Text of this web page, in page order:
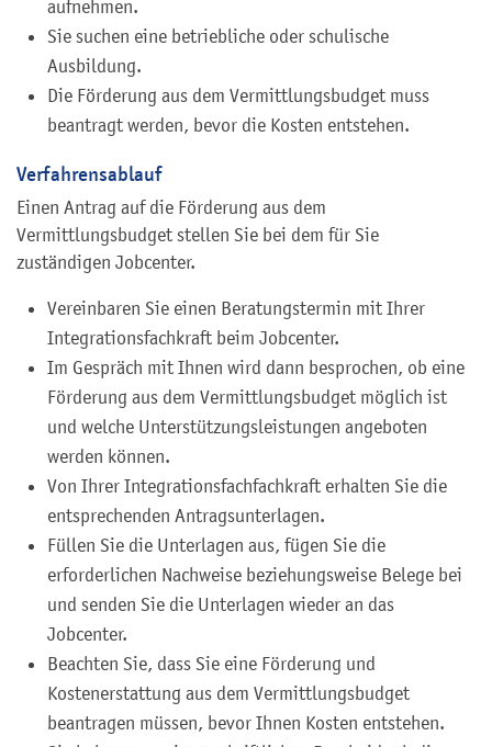
aufnehmen.
Sie suchen eine betriebliche oder schulische
Ausbildung.
Die Förderung aus dem Vermittlungsbudget muss
beantragt werden, bevor die Kosten entstehen.
Verfahrensablauf
Einen Antrag auf die Förderung aus dem
Vermittlungsbudget stellen Sie bei dem für Sie
zuständigen Jobcenter.
Vereinbaren Sie einen Beratungstermin mit Ihrer
Integrationsfachkraft beim Jobcenter.
Im Gespräch mit Ihnen wird dann besprochen, ob eine
Förderung aus dem Vermittlungsbudget möglich ist
und welche Unterstützungsleistungen angeboten
werden können.
Von Ihrer Integrationsfachfachkraft erhalten Sie die
entsprechenden Antragsunterlagen.
Füllen Sie die Unterlagen aus, fügen Sie die
erforderlichen Nachweise beziehungsweise Belege bei
und senden Sie die Unterlagen wieder an das
Jobcenter.
Beachten Sie, dass Sie eine Förderung und
Kostenerstattung aus dem Vermittlungsbudget
beantragen müssen, bevor Ihnen Kosten entstehen.